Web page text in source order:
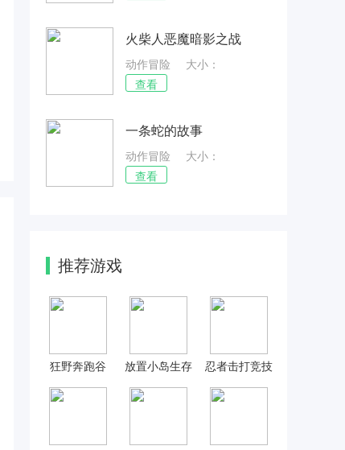
火柴人恶魔暗影之战
动作冒险
大小：
60.11MB
查看
一条蛇的故事
动作冒险
大小：
34.78MB
查看
推荐游戏
狂野奔跑谷 放置小岛生存 忍者击打竞技